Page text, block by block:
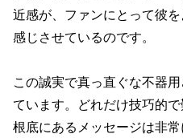
近感が、ファンにとって彼
感じさせているのです。
この誠実で真っ直ぐな不器
ています。どれだけ技巧的
根底にあるメッセージは非